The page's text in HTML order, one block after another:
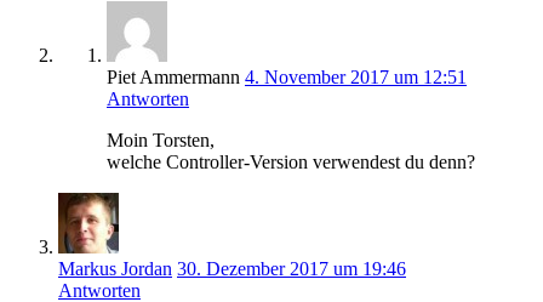
Piet Ammermann 4. November 2017 um 12:51
Antworten
Moin Torsten,
welche Controller-Version verwendest du denn?
Markus Jordan 30. Dezember 2017 um 19:46
Antworten